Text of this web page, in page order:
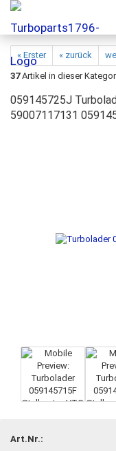
« Erster « zurück
37Artikel in dieser
059145725J
59007117131
Art.Nr.: